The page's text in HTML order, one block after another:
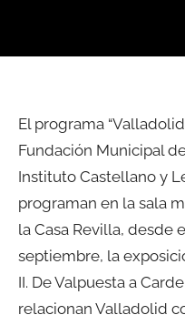
El programa
Fundación Municipal
Instituto Castellano y
programan en la sala
la Casa Revilla, desde
septiembre, la
II. De Valpuesta a
relacionan Valladolid